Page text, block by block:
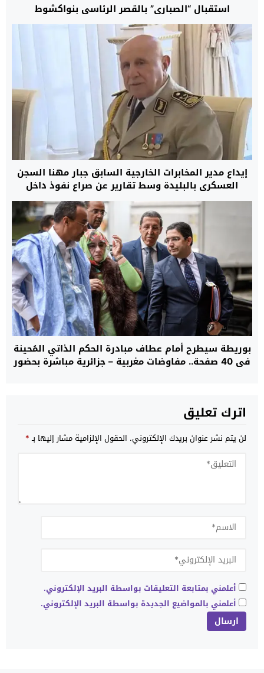
استقبال “الصباري” بالقصر الرئاسي بنواكشوط
إيداع مدير المخابرات الخارجية السابق جبار مهنا السجن
العسكري بالبليدة وسط تقارير عن صراع نفوذ داخل
النظام الجزائري
بوريطة سيطرح أمام عطاف مبادرة الحكم الذاتي المُحينة
في 40 صفحة.. مفاوضات مغربية – جزائرية مباشرة بحضور
اترك تعليق
لن يتم نشر عنوان بريدك الإلكتروني. الحقول الإلزامية مشار إليها بـ*
أعلمني بمتابعة التعليقات بواسطة البريد الإلكتروني.
أعلمني بالمواضيع الجديدة بواسطة البريد الإلكتروني.